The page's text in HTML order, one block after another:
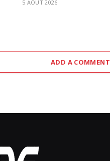
5 AOÛT 2026
ADD A COMMENT